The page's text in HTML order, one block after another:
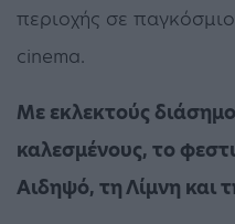
περιοχής σε
cinema.
Με εκλεκτούς
καλεσμένους, το
Αιδηψό, τη Λίμνη και